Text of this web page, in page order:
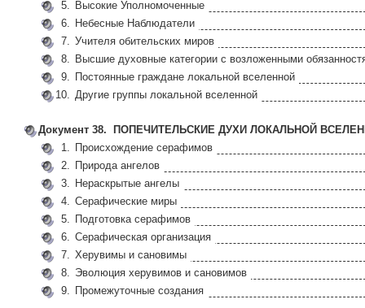
5. Высокие Уполномоченные
6. Небесные Наблюдатели
7. Учителя обительских миров
8. Высшие духовные категории с возложенными
9. Постоянные граждане локальной вселенной
10. Другие группы локальной вселенной
Документ 38. ПОПЕЧИТЕЛЬСКИЕ ДУХИ ЛОКАЛЬНОЙ
1. Происхождение серафимов
2. Природа ангелов
3. Нераскрытые ангелы
4. Серафические миры
5. Подготовка серафимов
6. Серафическая организация
7. Херувимы и сановимы
8. Эволюция херувимов и сановимов
9. Промежуточные создания